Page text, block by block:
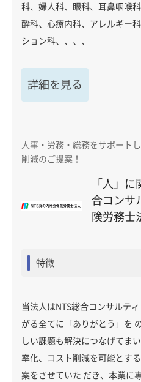
科、婦人科、眼科、耳鼻咽喉
酔科、心療内科、アレルギー
ション科、、、、
詳細を見る
人事・労務・総務をサポート
削減のご提案！
「人」
合コンサ
険労務士
特徴
当法人はNTS総合コンサルテ
がる全てに「ありがとう」を
しい課題も解決につなげてま
率化、コスト削減を可能とす
案をさせていた だき、本業に